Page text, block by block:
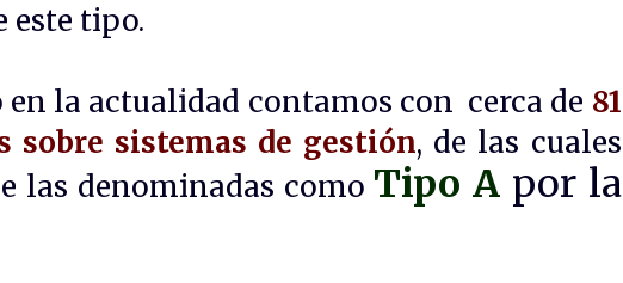
este tipo.
en la actualidad contamos con cerca de 81
sobre sistemas de gestión, de las cuales
las denominadas como Tipo A por la